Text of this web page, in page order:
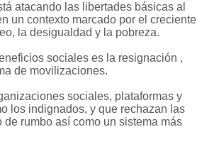
atacando las libertades básicas al
un contexto marcado por el creciente
la desigualdad y la pobreza.
sociales es la resignación ,
de movilizaciones.
sociales, plataformas y
los indignados, y que rechazan las
rumbo así como un sistema más